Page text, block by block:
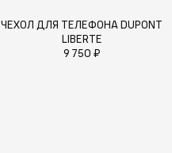
ЧЕХОЛ ДЛЯ ТЕЛЕФОНА DUPONT
LIBERTE
9 750 ₽